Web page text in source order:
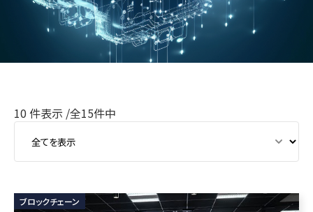
10 件表示 /全15件中
ブロックチェーン